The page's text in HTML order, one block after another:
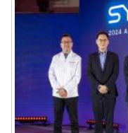
Slow Juicer
Sandwich Toaster
Air Fryer
Electric Iron